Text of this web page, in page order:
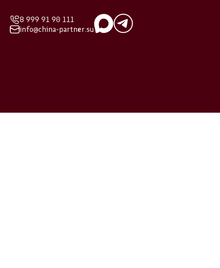
8 999 91 90 111
info@china-partner.su